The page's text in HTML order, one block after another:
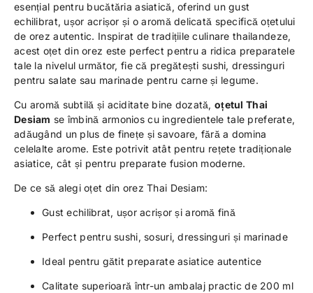
esențial pentru bucătăria asiatică, oferind un gust
echilibrat, ușor acrișor și o aromă delicată specifică oțetului
de orez autentic. Inspirat de tradițiile culinare thailandeze,
acest oțet din orez este perfect pentru a ridica preparatele
tale la nivelul următor, fie că pregătești sushi, dressinguri
pentru salate sau marinade pentru carne și legume.
Cu aromă subtilă și aciditate bine dozată,oțetul Thai
Desiam se îmbină armonios cu ingredientele tale preferate,
adăugând un plus de finețe și savoare, fără a domina
celelalte arome. Este potrivit atât pentru rețete tradiționale
asiatice, cât și pentru preparate fusion moderne.
De ce să alegi oțet din orez Thai Desiam:
Gust echilibrat, ușor acrișor și aromă fină
Perfect pentru sushi, sosuri, dressinguri și marinade
Ideal pentru gătit preparate asiatice autentice
Calitate superioară într-un ambalaj practic de 200 ml